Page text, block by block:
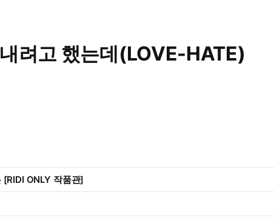
려고 했는데(LOVE-HATE)
[RIDI ONLY 작품관]